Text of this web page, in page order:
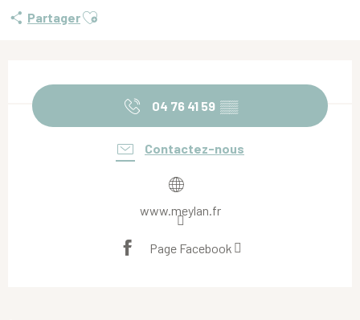
PartagerAjouter aux favoris
04 76 41 59 ▒▒
Contactez-nous
www.meylan.fr
Page Facebook